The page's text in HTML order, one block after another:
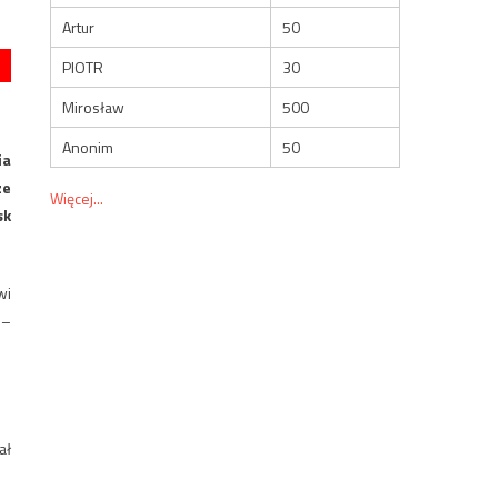
Artur
50
PIOTR
30
Mirosław
500
Anonim
50
Więcej...